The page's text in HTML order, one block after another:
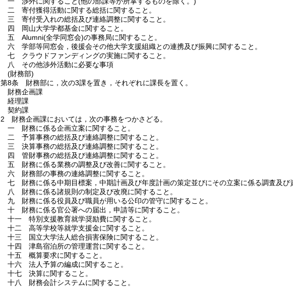
二
寄付獲得活動に関する総括に関すること。
三
寄付受入れの総括及び連絡調整に関すること。
四
岡山大学学都基金に関すること。
五
Alumni(全学同窓会)の事務局に関すること。
六
学部等同窓会，後援会その他大学支援組織との連携及び振興に関すること。
七
クラウドファンディングの実施に関すること。
八
その他渉外活動に必要な事項
(財務部)
第8条
財務部に，次の3課を置き，それぞれに課長を置く。
財務企画課
経理課
契約課
2
財務企画課においては，次の事務をつかさどる。
一
財務に係る企画立案に関すること。
二
予算事務の総括及び連絡調整に関すること。
三
決算事務の総括及び連絡調整に関すること。
四
管財事務の総括及び連絡調整に関すること。
五
財務に係る業務の調整及び改善に関すること。
六
財務部の事務の連絡調整に関すること。
七
財務に係る中期目標案，中期計画及び年度計画の策定並びにその立案に係る調査及
八
財務に係る諸規則の制定及び改廃に関すること。
九
財務に係る役員及び職員が用いる公印の管守に関すること。
十
財務に係る官公署への届出，申請等に関すること。
十一
特別支援教育就学奨励費に関すること。
十二
高等学校等就学支援金に関すること。
十三
国立大学法人総合損害保険に関すること。
十四
津島宿泊所の管理運営に関すること。
十五
概算要求に関すること。
十六
法人予算の編成に関すること。
十七
決算に関すること。
十八
財務会計システムに関すること。